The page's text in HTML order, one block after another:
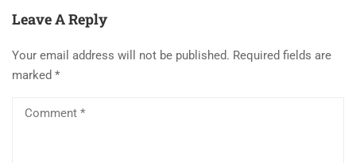
Leave A Reply
Your email address will not be published. Required fields are
marked *